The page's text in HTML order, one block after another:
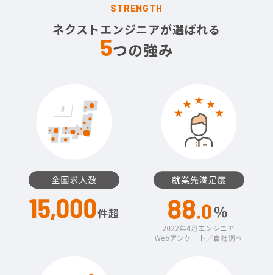
STRENGTH
ネクストエンジニアが選ばれる
5つの強み